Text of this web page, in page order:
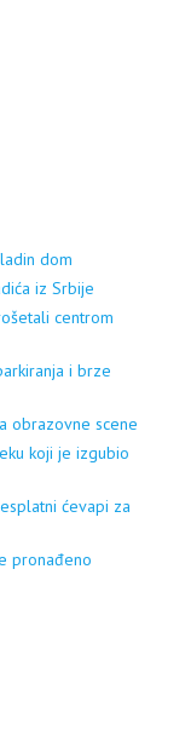
dom
iz Srbije
centrom
i brze
obrazovne scene
koji je izgubio
ćevapi za
pronađeno